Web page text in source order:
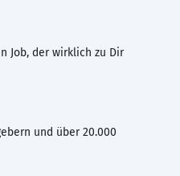
Job, der wirklich zu Dir
und über 20.000